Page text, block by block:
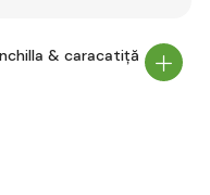
& caracatiță